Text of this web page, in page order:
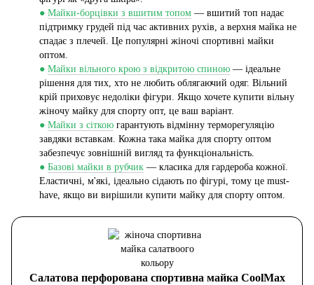
● Майки-борцівки з вшитим топом — вшитий топ надає
підтримку грудей під час активних рухів, а верхня майка не
спадає з плечей. Це популярні жіночі спортивні майки
оптом.
● Майки вільного крою з відкритою спиною — ідеальне
рішення для тих, хто не любить облягаючий одяг. Вільний
крій приховує недоліки фігури. Якщо хочете купити вільну
жіночу майку для спорту опт, це ваш варіант.
● Майки з сіткою гарантують відмінну терморегуляцію
завдяки вставкам. Кожна така майка для спорту оптом
забезпечує зовнішній вигляд та функціональність.
● Базові майки в рубчик — класика для гардероба кожної.
Еластичні, м'які, ідеально сідають по фігурі, тому це must-
have, якщо ви вирішили купити майку для спорту оптом.
Салатова перфорована спортивна майка CoolMax